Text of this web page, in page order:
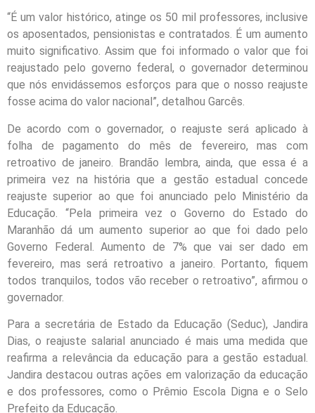
“É um valor histórico, atinge os 50 mil professores, inclusive
os aposentados, pensionistas e contratados. É um aumento
muito significativo. Assim que foi informado o valor que foi
reajustado pelo governo federal, o governador determinou
que nós envidássemos esforços para que o nosso reajuste
fosse acima do valor nacional”, detalhou Garcês.
De acordo com o governador, o reajuste será aplicado à
folha de pagamento do mês de fevereiro, mas com
retroativo de janeiro. Brandão lembra, ainda, que essa é a
primeira vez na história que a gestão estadual concede
reajuste superior ao que foi anunciado pelo Ministério da
Educação. “Pela primeira vez o Governo do Estado do
Maranhão dá um aumento superior ao que foi dado pelo
Governo Federal. Aumento de 7% que vai ser dado em
fevereiro, mas será retroativo a janeiro. Portanto, fiquem
todos tranquilos, todos vão receber o retroativo”, afirmou o
governador.
Para a secretária de Estado da Educação (Seduc), Jandira
Dias, o reajuste salarial anunciado é mais uma medida que
reafirma a relevância da educação para a gestão estadual.
Jandira destacou outras ações em valorização da educação
e dos professores, como o Prêmio Escola Digna e o Selo
Prefeito da Educação.